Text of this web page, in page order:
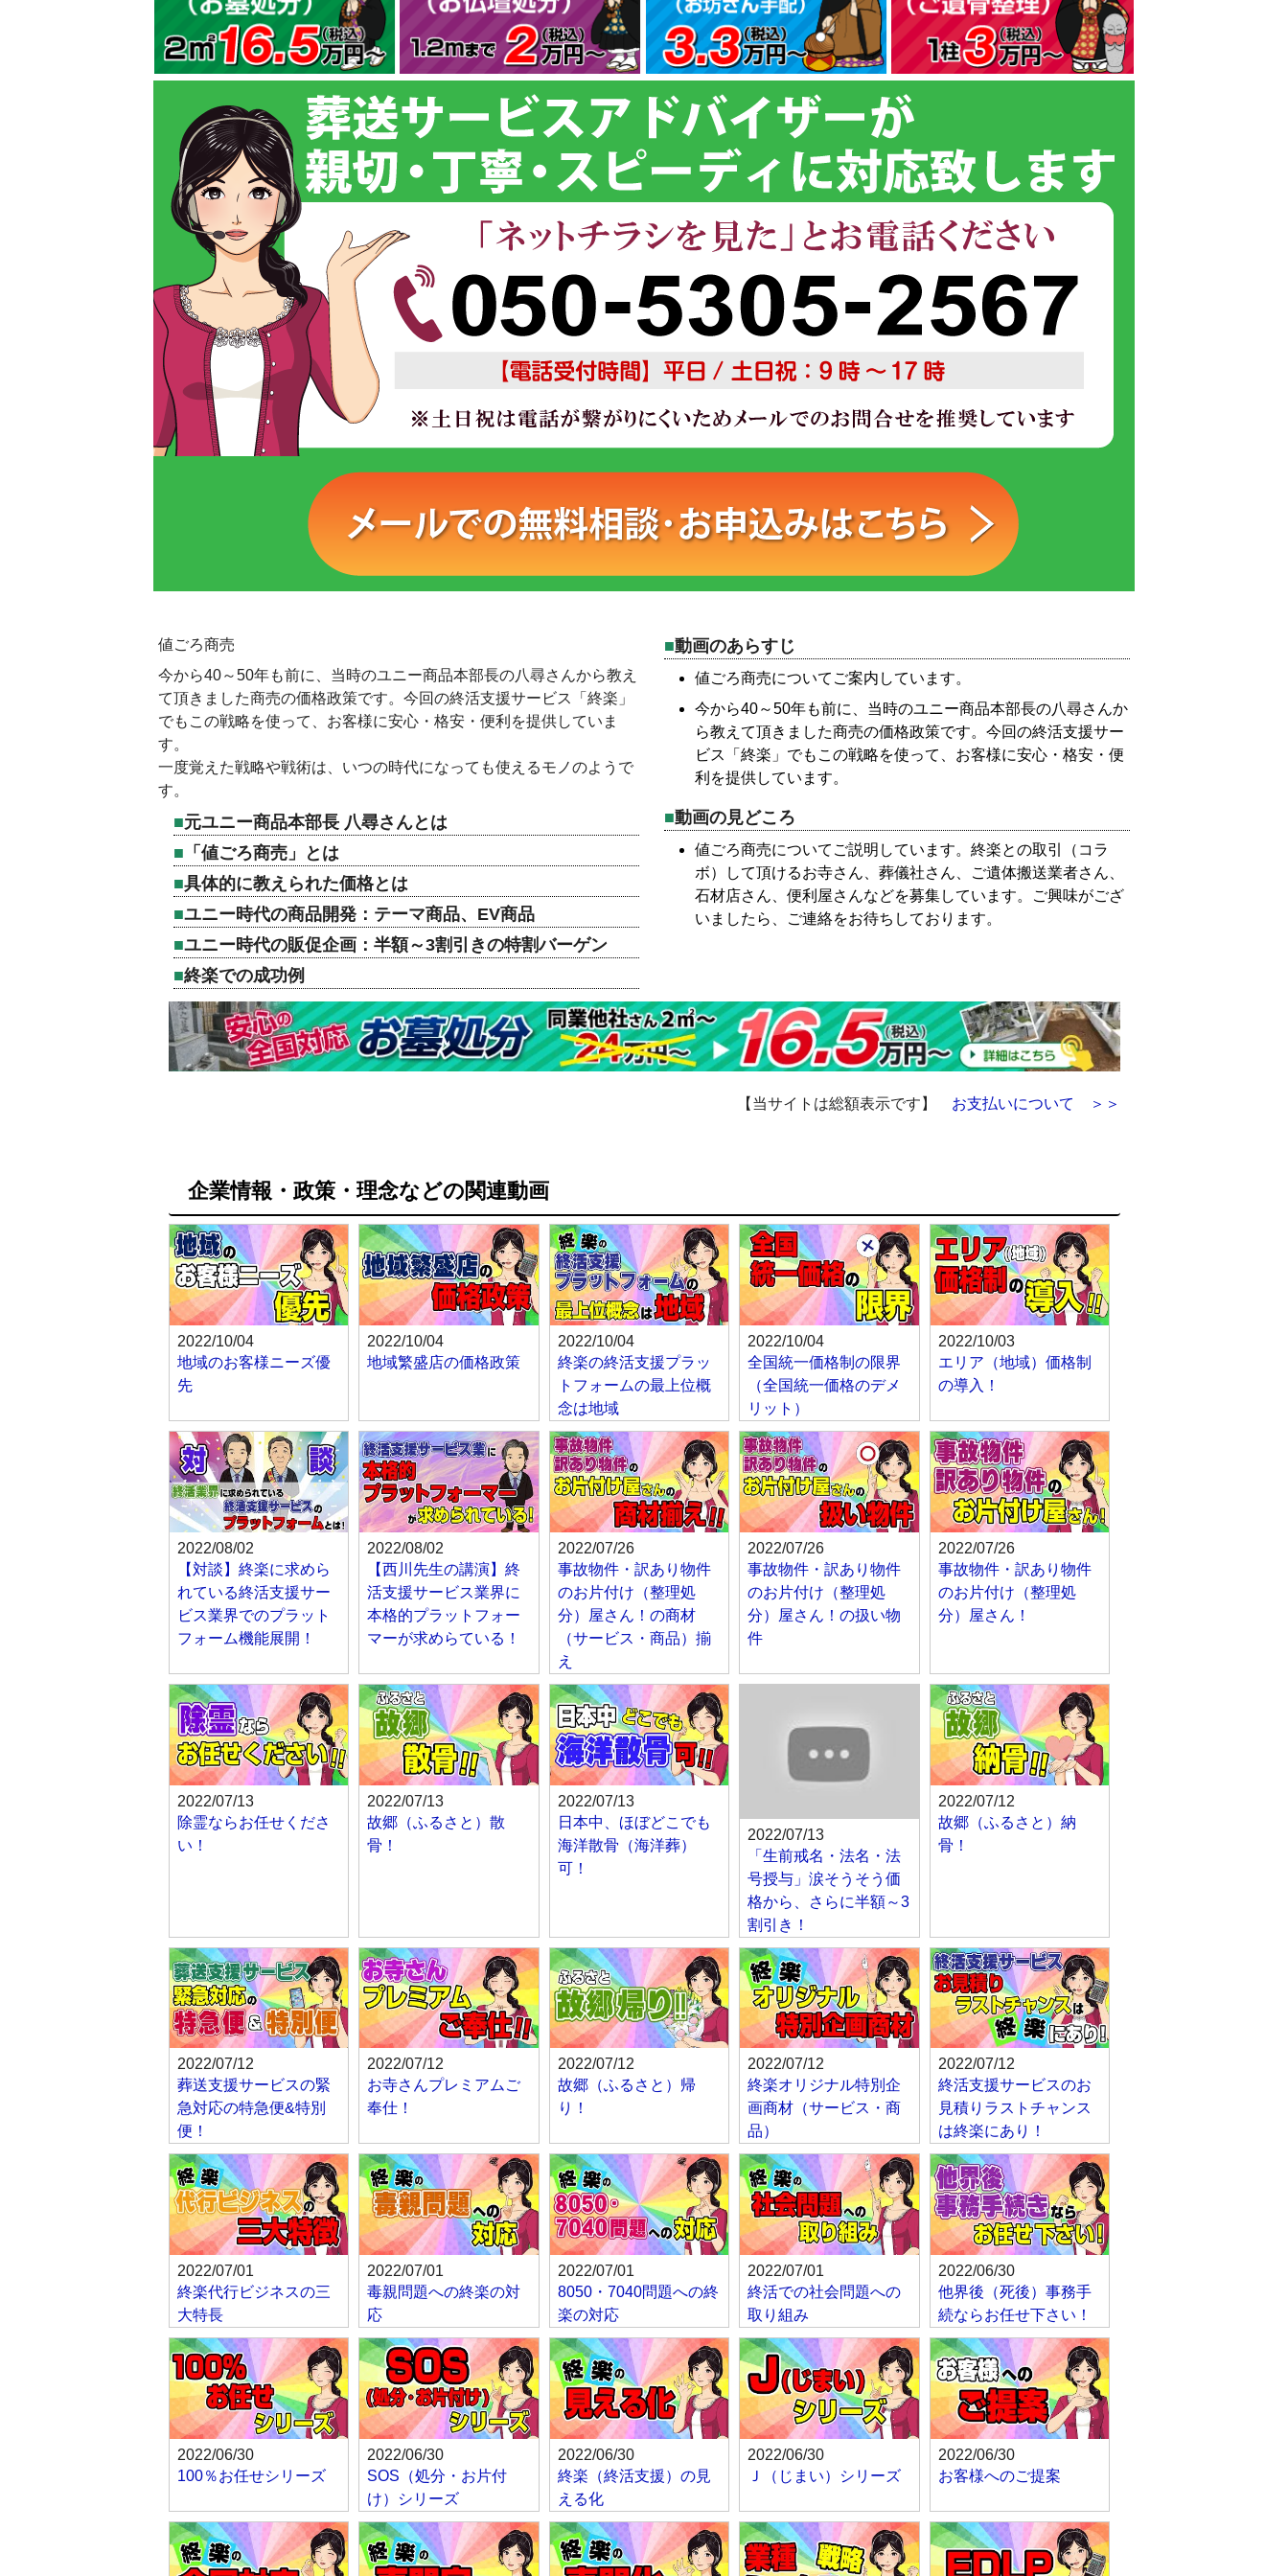
値ごろ商売
今から40～50年も前に、当時のユニー商品本部長の八尋さんから教え
て頂きました商売の価格政策です。今回の終活支援サービス「終楽」
でもこの戦略を使って、お客様に安心・格安・便利を提供していま
す。
一度覚えた戦略や戦術は、いつの時代になっても使えるモノのようで
す。
元ユニー商品本部長 八尋さんとは
「値ごろ商売」とは
具体的に教えられた価格とは
ユニー時代の商品開発：テーマ商品、EV商品
ユニー時代の販促企画：半額～3割引きの特割バーゲン
終楽での成功例
動画のあらすじ
値ごろ商売についてご案内しています。
今から40～50年も前に、当時のユニー商品本部長の八尋さんか
ら教えて頂きました商売の価格政策です。今回の終活支援サー
ビス「終楽」でもこの戦略を使って、お客様に安心・格安・便
利を提供しています。
動画の見どころ
値ごろ商売についてご説明しています。終楽との取引（コラ
ボ）して頂けるお寺さん、葬儀社さん、ご遺体搬送業者さん、
石材店さん、便利屋さんなどを募集しています。ご興味がござ
いましたら、ご連絡をお待ちしております。
【当サイトは総額表示です】 お支払いについて ＞＞
企業情報・政策・理念などの関連動画
2022/10/04
地域のお客様ニーズ優
先
2022/10/04
地域繁盛店の価格政策
2022/10/04
終楽の終活支援プラッ
トフォームの最上位概
念は地域
2022/10/04
全国統一価格制の限界
（全国統一価格のデメ
リット）
2022/10/03
エリア（地域）価格制
の導入！
2022/08/02
【対談】終楽に求めら
れている終活支援サー
ビス業界でのプラット
フォーム機能展開！
2022/08/02
【西川先生の講演】終
活支援サービス業界に
本格的プラットフォー
マーが求めらている！
2022/07/26
事故物件・訳あり物件
のお片付け（整理処
分）屋さん！の商材
（サービス・商品）揃
え
2022/07/26
事故物件・訳あり物件
のお片付け（整理処
分）屋さん！の扱い物
件
2022/07/26
事故物件・訳あり物件
のお片付け（整理処
分）屋さん！
2022/07/13
除霊ならお任せくださ
い！
2022/07/13
故郷（ふるさと）散
骨！
2022/07/13
日本中、ほぼどこでも
海洋散骨（海洋葬）
可！
2022/07/13
「生前戒名・法名・法
号授与」涙そうそう価
格から、さらに半額～3
割引き！
2022/07/12
故郷（ふるさと）納
骨！
2022/07/12
葬送支援サービスの緊
急対応の特急便&特別
便！
2022/07/12
お寺さんプレミアムご
奉仕！
2022/07/12
故郷（ふるさと）帰
り！
2022/07/12
終楽オリジナル特別企
画商材（サービス・商
品）
2022/07/12
終活支援サービスのお
見積りラストチャンス
は終楽にあり！
2022/07/01
終楽代行ビジネスの三
大特長
2022/07/01
毒親問題への終楽の対
応
2022/07/01
8050・7040問題への終
楽の対応
2022/07/01
終活での社会問題への
取り組み
2022/06/30
他界後（死後）事務手
続ならお任せ下さい！
2022/06/30
100％お任せシリーズ
2022/06/30
SOS（処分・お片付
け）シリーズ
2022/06/30
終楽（終活支援）の見
える化
2022/06/30
Ｊ（じまい）シリーズ
2022/06/30
お客様へのご提案